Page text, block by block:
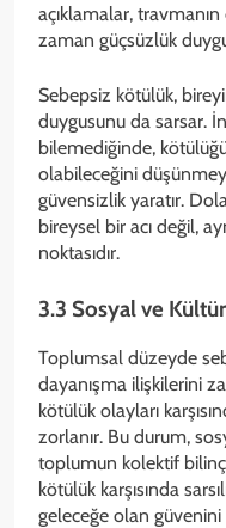
açıklamalar,
zaman güçsüzlük
Sebepsiz kötülük,
duygusunu da sarsar.
bilemediğinde,
olabileceğini
güvensizlik yaratır.
bireysel bir acı değil,
noktasıdır.
3.3 Sosyal ve
Toplumsal düzeyde
dayanışma ilişkilerini
kötülük olayları
zorlanır. Bu durum,
toplumun kolektif bilinç
kötülük karşısında
geleceğe olan güvenini